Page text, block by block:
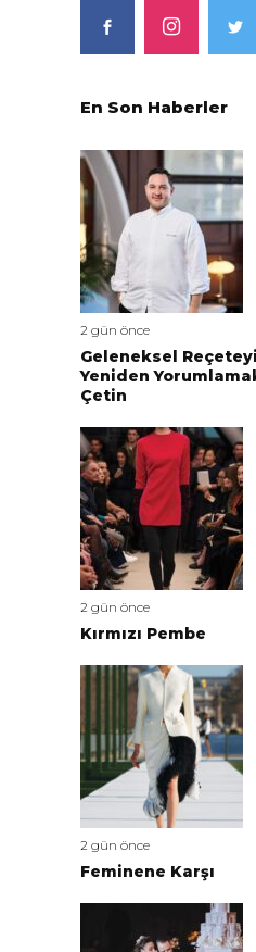
En Son Haberler
2 gün önce
Geleneksel
Yeniden
Çetin
2 gün önce
Kırmızı Pembe
2 gün önce
Feminene Karşı